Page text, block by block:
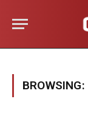
BROWSING: